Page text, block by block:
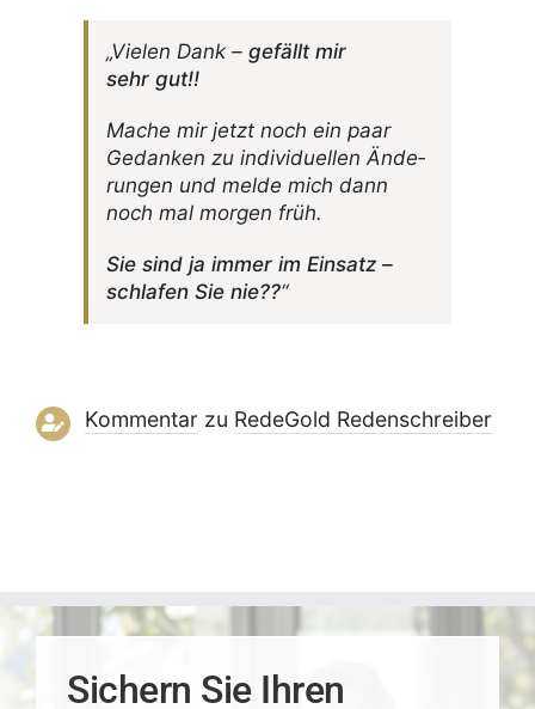
„Vielen Dank – gefällt mir
sehr gut!!
Mache mir jetzt noch ein paar
Gedanken zu indi­vi­du­ellen Ände­
rungen und melde mich dann
noch mal morgen früh.
Sie sind ja immer im Einsatz –
schlafen Sie nie??“
Kommentarzu RedeGold Reden­schreiber
Sichern Sie Ihren